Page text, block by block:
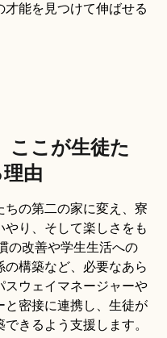
能を見つけて伸ばせる
ここが生徒た
由
の第二の家に変え、寮
り、そして楽しさをも
の改善や学生生活への
構築など、必要なあら
スウェイマネージャーや
と密接に連携し、生徒が
きるよう支援します。